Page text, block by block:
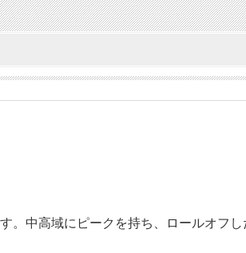
中高域にピークを持ち、ロールオフ